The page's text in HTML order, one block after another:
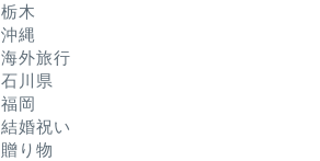
栃木
沖縄
海外旅行
石川県
福岡
結婚祝い
贈り物